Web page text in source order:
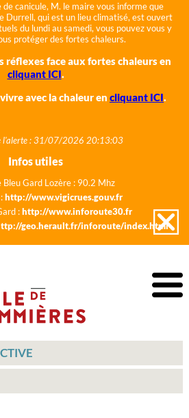
canicule, M. le maire vous informe que
Durrell, qui est un lieu climatisé, est ouvert
du lundi au samedi, vous pouvez vous y
protéger des fortes chaleurs.
réflexes face aux fortes chaleurs en
cliquant ICI.
avec la chaleur en cliquant ICI.
l'alerte : 31/07/2026 20:13:03
Infos utiles
Bleu Gard Lozère : 90.2 Mhz
http://www.vigicrues.gouv.fr
:http://www.inforoute30.fr
geo.herault.fr/inforoute/index.html